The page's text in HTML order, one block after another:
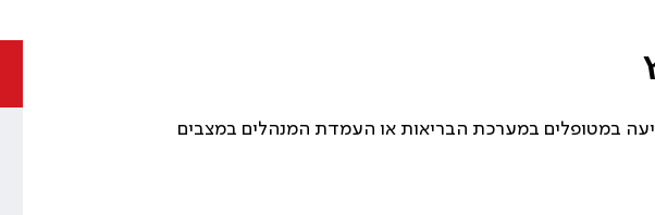
במטופלים במערכת הבריאות או העמדת המנהלים במצבים